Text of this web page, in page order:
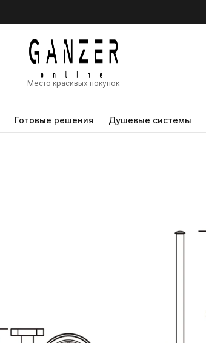
Место красивых покупок
Готовые решения Душевые системы